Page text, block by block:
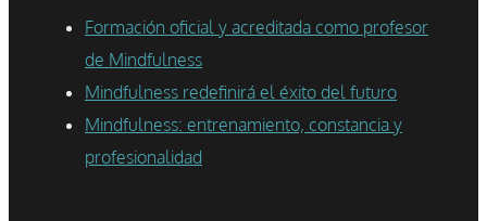
Formación oficial y acreditada como profesor
de Mindfulness
Mindfulness redefinirá el éxito del futuro
Mindfulness: entrenamiento, constancia y
profesionalidad